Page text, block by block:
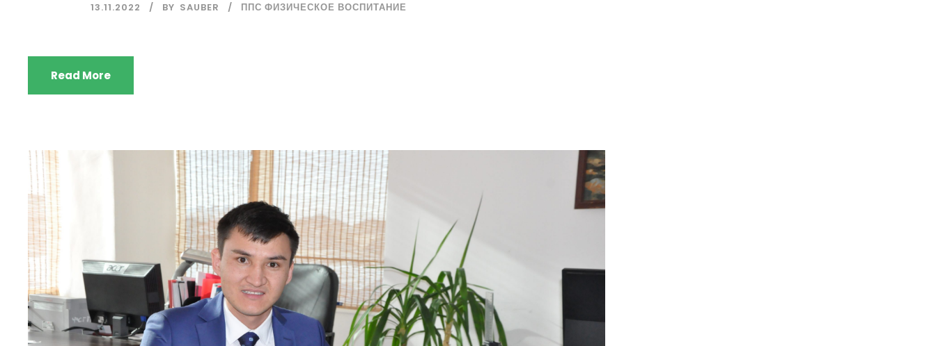
13.11.2022 BY SAUBER ППС ФИЗИЧЕСКОЕ ВОСПИТАНИЕ
Read More